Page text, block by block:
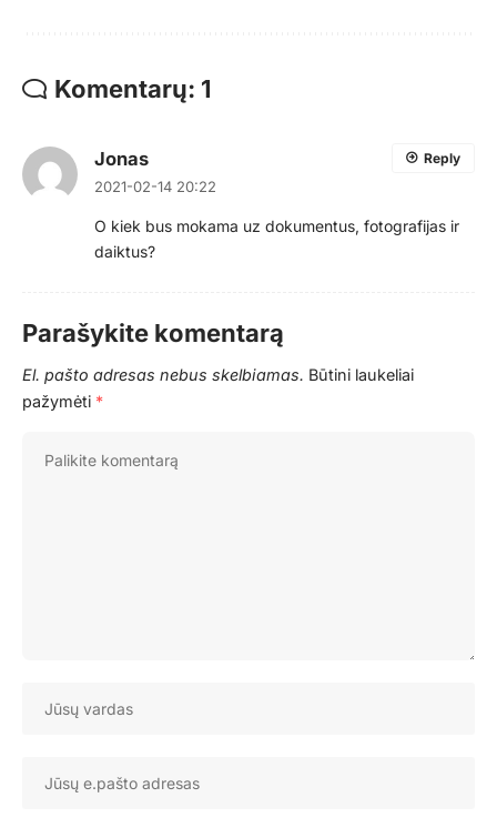
Komentarų: 1
Jonas
2021-02-14 20:22
O kiek bus mokama uz dokumentus, fotografijas ir
daiktus?
Reply
Parašykite komentarą
El. pašto adresas nebus skelbiamas. Būtini laukeliai
pažymėti *